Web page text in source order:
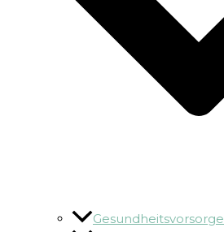
Gesundheitsvorsorge